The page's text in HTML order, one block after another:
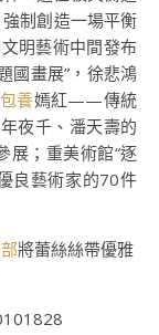
制創造一場平衡
明藝術中間發布
國畫展”，徐悲鴻
包養嫣紅——傳統
夜千、潘天壽的
展；重美術館“逐
良藝術家的70件
將蕾絲絲帶優雅